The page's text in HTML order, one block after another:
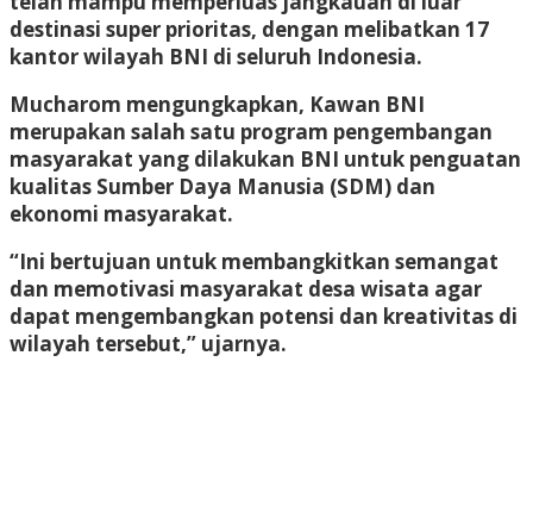
destinasi super prioritas, dengan melibatkan 17
kantor wilayah BNI di seluruh Indonesia.
Mucharom mengungkapkan, Kawan BNI
merupakan salah satu program pengembangan
masyarakat yang dilakukan BNI untuk penguatan
kualitas Sumber Daya Manusia (SDM) dan
ekonomi masyarakat.
“Ini bertujuan untuk membangkitkan semangat
dan memotivasi masyarakat desa wisata agar
dapat mengembangkan potensi dan kreativitas di
wilayah tersebut,” ujarnya.